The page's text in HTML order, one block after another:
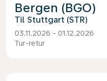
Bergen (BGO)
Stuttgart (STR)
03.11.2026 - 01.12.2026
Tur-retur